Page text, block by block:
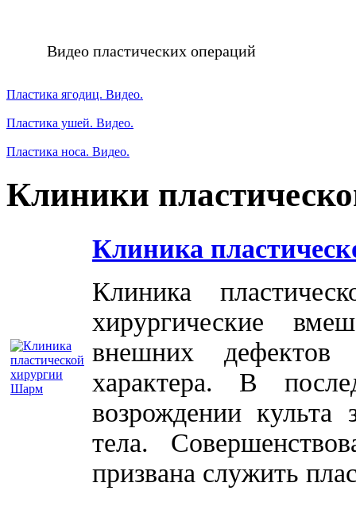
Видео пластических операций
Пластика ягодиц. Видео.
Пластика ушей. Видео.
Пластика носа. Видео.
Клиники
Клиника
Клиника
хирургические
внешних дефектов
характера. В
возрождении культа
тела.
призвана служить